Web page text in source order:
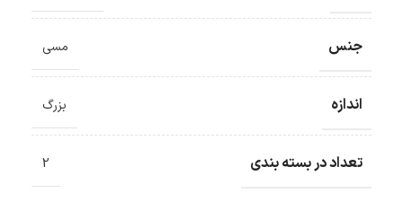
جنس مسی
اندازه بزرگ
تعداد در بسته بندی 2